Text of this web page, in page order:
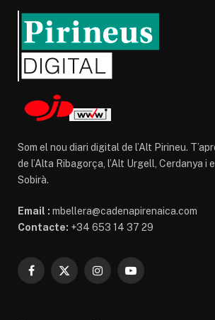
Som el nou diari digital de l’Alt Pirineu.
de l’Alta Ribagorça, l’Alt Urgell, Cerdanya i
Sobirà.
Email : mbellera@cadenapirenaica.com
Contacte: +34 653 14 37 29
Facebook
X
InstagramYouTube